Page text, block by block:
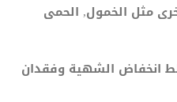
مثل الخمول, الحمى
انخفاض الشهية وفقدان